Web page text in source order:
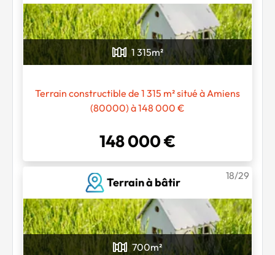
1 315m²
Terrain constructible de 1 315 m² situé à Amiens
(80000) à 148 000 €
148 000 €
Terrain à bâtir
18/29
700m²